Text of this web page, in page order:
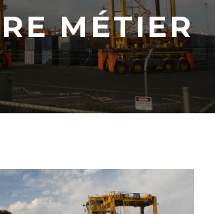
MÉTIER